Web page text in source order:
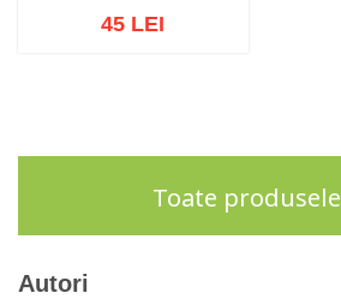
45 LEI
Toate produsele
Autori